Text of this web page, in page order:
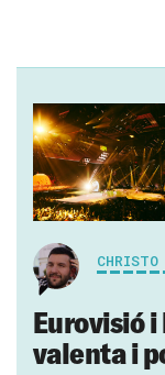
CHRISTO
Eurovisió
valenta i